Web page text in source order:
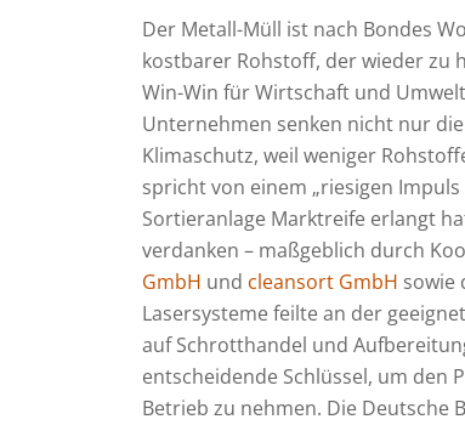
Der Metall-Müll ist nach Bondes
kostbarer Rohstoff, der wieder zu
Win-Win für Wirtschaft und
Unternehmen senken nicht nur
Klimaschutz, weil weniger
spricht von einem „riesigen
Sortieranlage Marktreife erlangt
verdanken – maßgeblich durch
GmbH und cleansort GmbH sowie
Lasersysteme feilte an der
auf Schrotthandel und
entscheidende Schlüssel, um den
Betrieb zu nehmen. Die Deutsche